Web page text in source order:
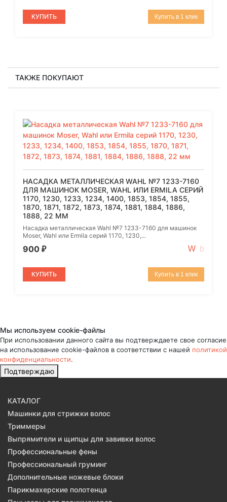
КУПИТЬ Купить в 1 клик
ТАКЖЕ ПОКУПАЮТ
НАСАДКА МЕТАЛЛИЧЕСКАЯ WAHL №7 1233-7160
ДЛЯ МАШИНОК MOSER, WAHL ИЛИ ERMILA СЕРИЙ
1170, 1230, 1233, 1234, 1400, 1853, 1854, 1855,
1870, 1871, 1872, 1873, 1874, 1881, 1884, 1886,
1888, 22 ММ
Насадка металлическая Wahl №7 1233-7160 для машинок
Moser, Wahl или Ermila серий 1170, 1230,...
900 ₽
КУПИТЬ Купить в 1 клик
Мы используем cookie-файлы
При использовании данного сайта вы подтверждаете свое согласие
на использование cookie-файлов в соответствии с нашей политикой
конфиденциальности.
Подтверждаю
КАТАЛОГ
Машинки для стрижки волос
Триммеры
Выпрямители и щипцы для завивки волос
Профессиональные фены
Профессиональный груминг
Дополнительные ножевые блоки
Парикмахерские полотенца